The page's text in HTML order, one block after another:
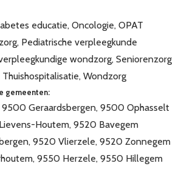
educatie Oncologie OPAT
Pediatrische verpleegkunde
wondzorg Seniorenzorg
Thuishospitalisatie Wondzorg
gemeenten:
9500 Geraardsbergen 9500 Ophasselt
Houtem 9520 Bavegem
9520 Vlierzele 9520 Zonnegem
9550 Herzele 9550 Hillegem